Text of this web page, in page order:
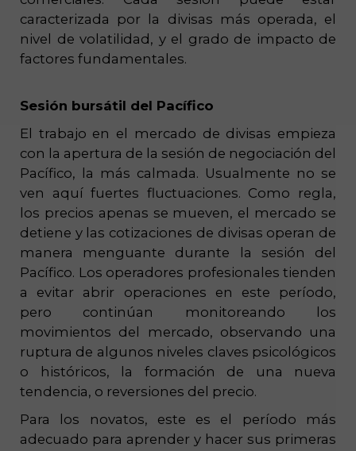
caracterizada por la divisas más operada, el
nivel de volatilidad, y el grado de impacto de
factores fundamentales.
Sesión bursátil del Pacífico
El trabajo en el mercado de divisas empieza
con la apertura de la sesión de negociación del
Pacífico, la más calmada. Usualmente no se
ven aquí fuertes fluctuaciones. Como regla,
los precios apenas se mueven, el mercado se
detiene y las cotizaciones de divisas operan de
manera menguante durante la sesión del
Pacífico. Los operadores profesionales tienden
a evitar abrir operaciones en este período,
pero continúan monitoreando los
movimientos del mercado, observando una
ruptura de algunos niveles claves psicológicos
o históricos, la formación de una nueva
tendencia, o reversiones del precio.
Para los novatos, este es el período más
adecuado para aprender y hacer sus primeras